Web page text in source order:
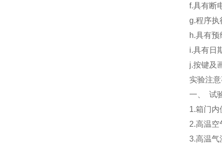
f.具有断
g.程序执
h.具有
i.具有日
j.按键及
实验注
一、 试
1.箱门内
2.高温空
3.高温气